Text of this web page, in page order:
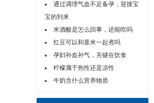
通过调理气血不足备孕，迎接宝
宝的到来
米酒酸是怎么回事，还能吃吗
红豆可以和薏米一起煮吗
孕妇补血补气，关键在饮食
柠檬属于热性还是凉性
牛奶含什么营养物质